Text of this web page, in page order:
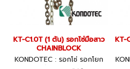
KT-C1.0T (1 ตัน) รอกโซ่มือสาว
CHAINBLOCK
KONDOTEC : รอกโซ่ รอกโยก
KT-